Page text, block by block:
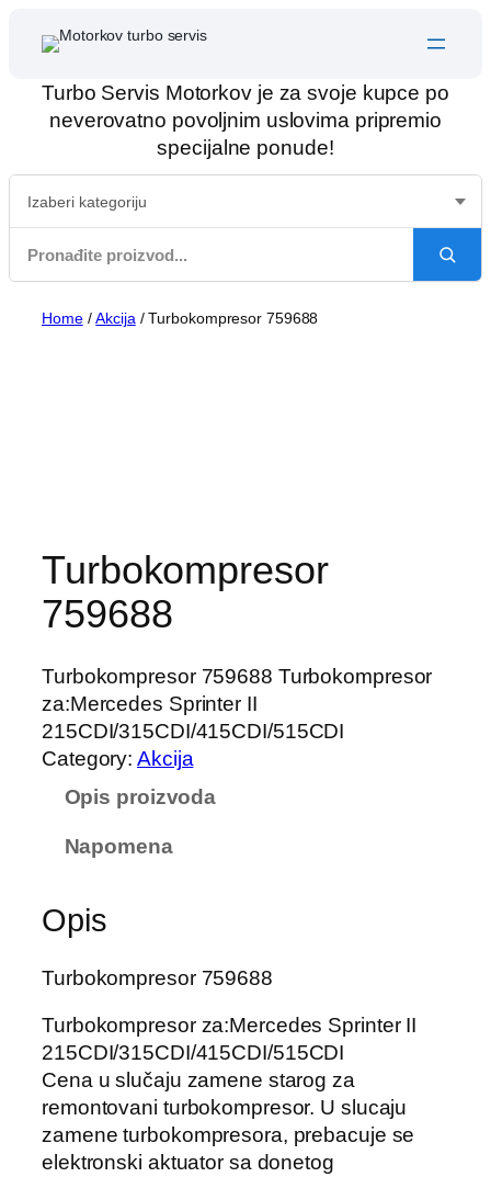
Turbo Servis Motorkov je za svoje kupce po
neverovatno povoljnim uslovima pripremio
specijalne ponude!
Home/Akcija / Turbokompresor 759688
Turbokompresor
759688
Turbokompresor 759688 Turbokompresor
za:Mercedes Sprinter II
215CDI/315CDI/415CDI/515CDI
Category:Akcija
Opis proizvoda
Napomena
Opis
Turbokompresor 759688
Turbokompresor za:Mercedes Sprinter II
215CDI/315CDI/415CDI/515CDI
Cena u slučaju zamene starog za
remontovani turbokompresor. U slucaju
zamene turbokompresora, prebacuje se
elektronski aktuator sa donetog